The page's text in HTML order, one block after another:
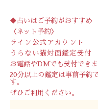
◆占いはご予約がおすすめ
〈ネット予約〉
ライン公式アカウント
うらない猫対面鑑定受付
お電話やDMでも受付できま
20分以上の鑑定は事前予約
す。
ぜひご利用ください。